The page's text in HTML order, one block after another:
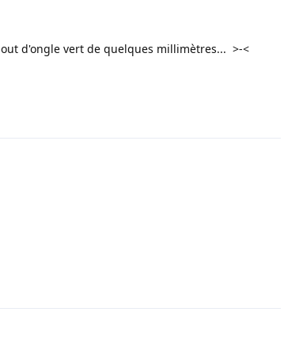
d'ongle vert de quelques millimètres... >-<